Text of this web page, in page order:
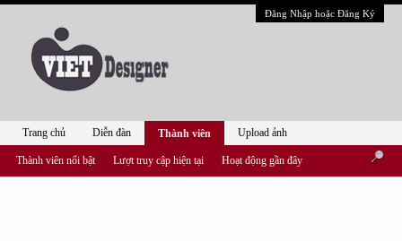
Đăng Nhập hoặc Đăng Ký
Trang chủ Diễn đàn Thành viên
Thành viên nổi bật Lượt truy cập hiện tại Hoạt động gần đây
Upload ảnh